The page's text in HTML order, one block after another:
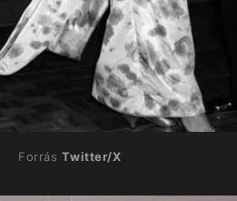
Forrás Twitter/X